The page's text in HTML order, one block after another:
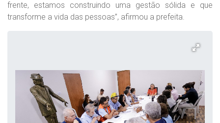
frente, estamos construindo uma gestão sólida e que
transforme a vida das pessoas”, afirmou a prefeita.